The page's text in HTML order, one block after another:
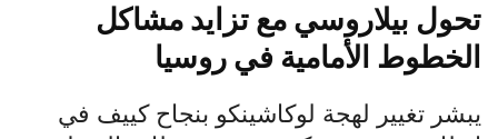
تحول بيلاروسي مع تزايد مشاكل
الخطوط الأمامية في روسيا
يبشر تغيير لهجة لوكاشينكو بنجاح كييف في